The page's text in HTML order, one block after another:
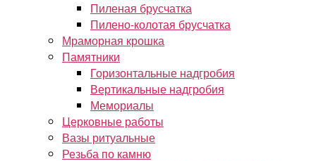
Пиленая брусчатка
Пилено-колотая брусчатка
Мраморная крошка
Памятники
Горизонтальные надгробия
Вертикальные надгробия
Мемориалы
Церковные работы
Вазы ритуальные
Резьба по камню